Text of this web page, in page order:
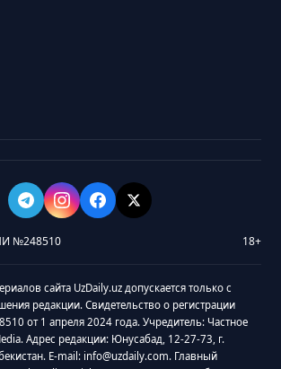
№248510 18+
сайта UzDaily.uz допускается только с
редакции. Свидетельство о регистрации
от 1 апреля 2024 года. Учредитель: Частное
Адрес редакции: Юнусабад, 12-27-73, г.
E-mail: info@uzdaily.com. Главный